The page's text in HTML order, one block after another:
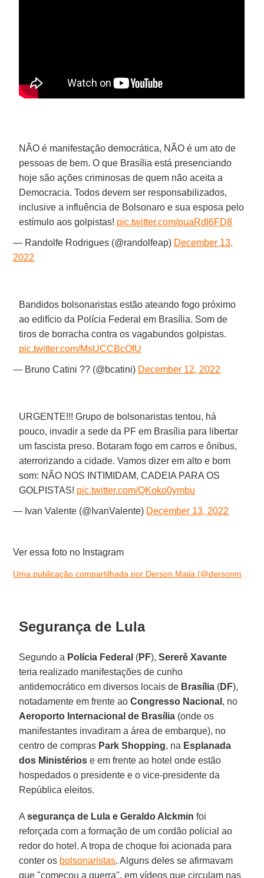
NÃO é manifestação democrática, NÃO é um ato de
pessoas de bem. O que Brasília está presenciando
hoje são ações criminosas de quem não aceita a
Democracia. Todos devem ser responsabilizados,
inclusive a influência de Bolsonaro e sua esposa pelo
estímulo aos golpistas! pic.twitter.com/puaRdI6FD8
— Randolfe Rodrigues (@randolfeap) December 13,
2022
Bandidos bolsonaristas estão ateando fogo próximo
ao edifício da Polícia Federal em Brasília. Som de
tiros de borracha contra os vagabundos golpistas.
pic.twitter.com/MsUCCBcOfU
— Bruno Catini ?? (@bcatini) December 12, 2022
URGENTE!!! Grupo de bolsonaristas tentou, há
pouco, invadir a sede da PF em Brasília para libertar
um fascista preso. Botaram fogo em carros e ônibus,
aterrorizando a cidade. Vamos dizer em alto e bom
som: NÃO NOS INTIMIDAM, CADEIA PARA OS
GOLPISTAS! pic.twitter.com/QKoko0ymbu
— Ivan Valente (@IvanValente) December 13, 2022
Ver essa foto no Instagram
Segurança de Lula
Segundo a Polícia Federal (PF),Sererê Xavante
teria realizado manifestações de cunho
antidemocrático em diversos locais de Brasília (DF),
notadamente em frente aoCongresso Nacional , no
Aeroporto Internacional de Brasília (onde os
manifestantes invadiram a área de embarque), no
centro de compras Park Shopping, na Esplanada
dos Ministérios e em frente ao hotel onde estão
hospedados o presidente e o vice-presidente da
República eleitos.
Asegurança de Lula e Geraldo Alckmin foi
reforçada com a formação de um cordão policial ao
redor do hotel. A tropa de choque foi acionada para
conter os bolsonaristas. Alguns deles se afirmavam
que "começou a guerra", em vídeos que circulam nas